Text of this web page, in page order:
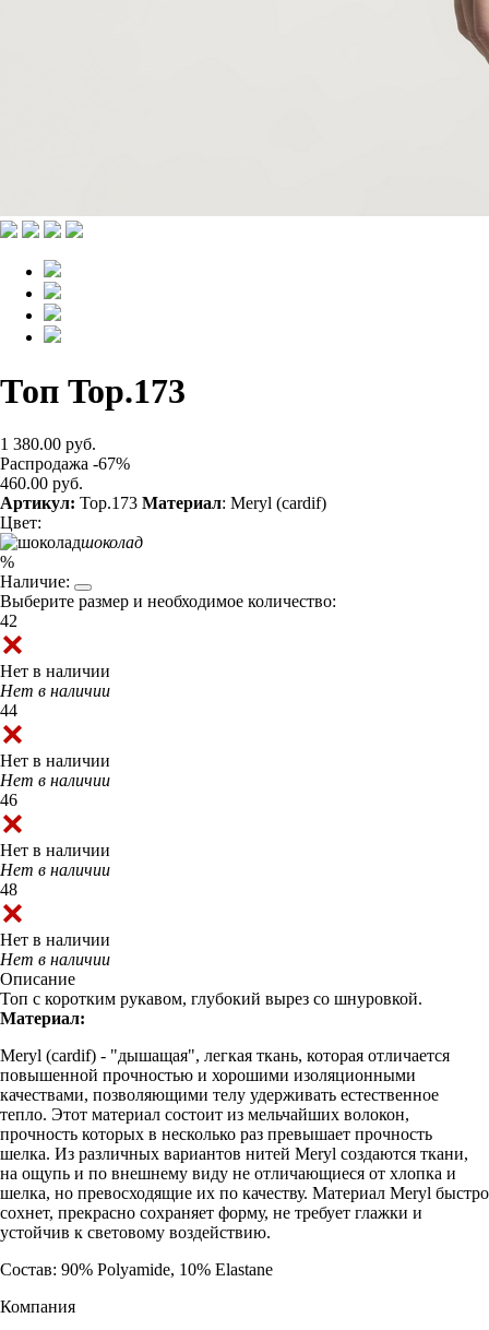
Топ Top.173
1 380.00 руб.
Распродажа -67%
460.00 руб.
Артикул: Top.173 Материал: Meryl (cardif)
Цвет:
шоколад
%
Наличие:
Выберите размер и необходимое количество:
42
Нет в наличии
Нет в наличии
44
Нет в наличии
Нет в наличии
46
Нет в наличии
Нет в наличии
48
Нет в наличии
Нет в наличии
Описание
Топ с коротким рукавом, глубокий вырез со шнуровкой.
Материал:
Meryl (cardif) - "дышащая", легкая ткань, которая отличается
повышенной прочностью и хорошими изоляционными
качествами, позволяющими телу удерживать естественное
тепло. Этот материал состоит из мельчайших волокон,
прочность которых в несколько раз превышает прочность
шелка. Из различных вариантов нитей Meryl создаются ткани,
на ощупь и по внешнему виду не отличающиеся от хлопка и
шелка, но превосходящие их по качеству. Материал Meryl быстро
сохнет, прекрасно сохраняет форму, не требует глажки и
устойчив к световому воздействию.
Состав: 90% Polyamide, 10% Elastane
Компания